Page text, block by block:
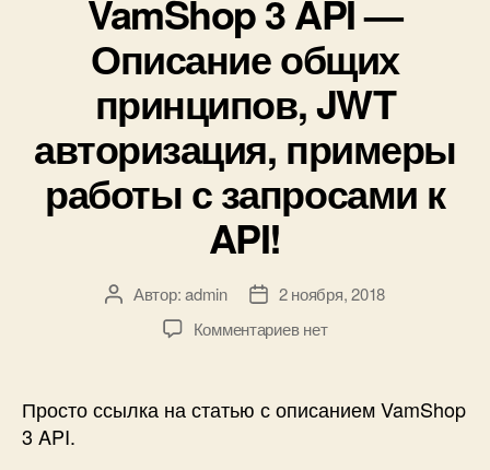
VamShop 3 API —
Описание общих
принципов, JWT
авторизация, примеры
работы с запросами к
API!
АвторАвтор:admin
Дата2 ноября, 2018
Комментариевк
API
нет
Просто ссылка на статью с описанием VamShop
3 API.